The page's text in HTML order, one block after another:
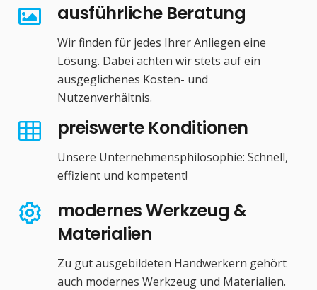
ausführliche Beratung
Wir finden für jedes Ihrer Anliegen eine
Lösung. Dabei achten wir stets auf ein
ausgeglichenes Kosten- und
Nutzenverhältnis.
preiswerte Konditionen
Unsere Unternehmensphilosophie: Schnell,
effizient und kompetent!
modernes Werkzeug &
Materialien
Zu gut ausgebildeten Handwerkern gehört
auch modernes Werkzeug und Materialien.